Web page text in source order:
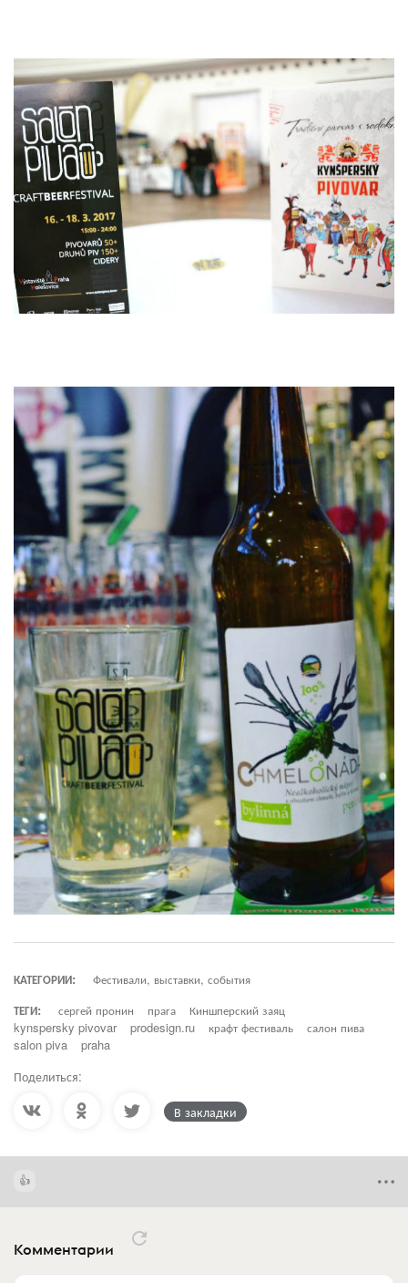
КАТЕГОРИИ:
Фестивали, выставки, события
ТЕГИ:
сергей пронин прага
Киншперский заяц
kynspersky pivovar
prodesign.ru крафт фестиваль
салон пива
salon piva
praha
Поделиться:
В закладки
Комментарии